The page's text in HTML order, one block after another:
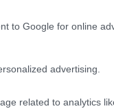
to Google for online
advertising.
related to analytics
golpe:
giovani di Fdi